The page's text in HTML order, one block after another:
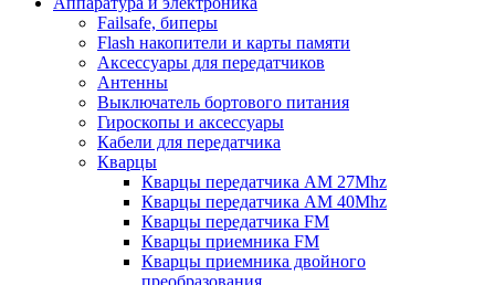
Failsafe, биперы
Flash накопители и карты памяти
Аксессуары для передатчиков
Антенны
Выключатель бортового питания
Гироскопы и аксессуары
Кабели для передатчика
Кварцы
Кварцы передатчика AM 27Mhz
Кварцы передатчика AM 40Mhz
Кварцы передатчика FM
Кварцы приемника FM
Кварцы приемника двойного
преобразования